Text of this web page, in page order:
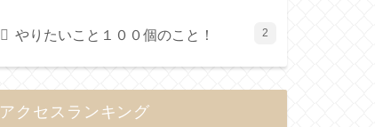
やりたいこと１００個のこと！ 2
アクセスランキング